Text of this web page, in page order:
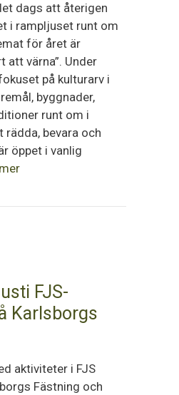
dags att återigen
i rampljuset runt om
för året är
att värna”. Under
på kulturarv i
byggnader,
runt om i
rädda, bevara och
öppet i vanlig
FJS-
Karlsborgs
aktiviteter i FJS
Fästning och